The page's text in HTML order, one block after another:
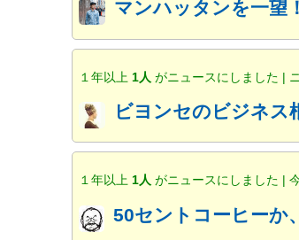
マンハッタンを一望！
１年以上 1人がニュースにしました |
ビヨンセのビジネス
１年以上1人がニュースにしました |
50セントコーヒーか